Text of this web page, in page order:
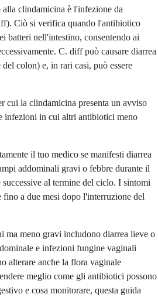
clindamicina è l'infezione da
Ciò si verifica quando l'antibiotico
batteri nell'intestino, consentendo ai
C. diff può causare diarrea
colon) e, in rari casi, può essere
cui la clindamicina presenta un avviso
infezioni in cui altri antibiotici meno
il tuo medico se manifesti diarrea
addominali gravi o febbre durante il
al termine del ciclo. I sintomi
a due mesi dopo l'interruzione del
ma meno gravi includono diarrea lieve o
e infezioni fungine vaginali
alterare anche la flora vaginale
meglio come gli antibiotici possono
e cosa monitorare, questa guida